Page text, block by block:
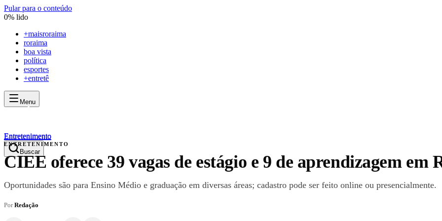
Pular para o conteúdo
0% lido
+maisroraima
roraima
boa vista
política
esportes
+entretê
Menu
maisroraima
Entretenimento
Buscar
Entretenimento
ENTRETENIMENTO
CIEE oferece 39 vagas de estágio e 9 de aprendizagem em
Oportunidades são para Ensino Médio e graduação em diversas áreas; cadastro pode ser feito online ou presencialmente.
PorRedação